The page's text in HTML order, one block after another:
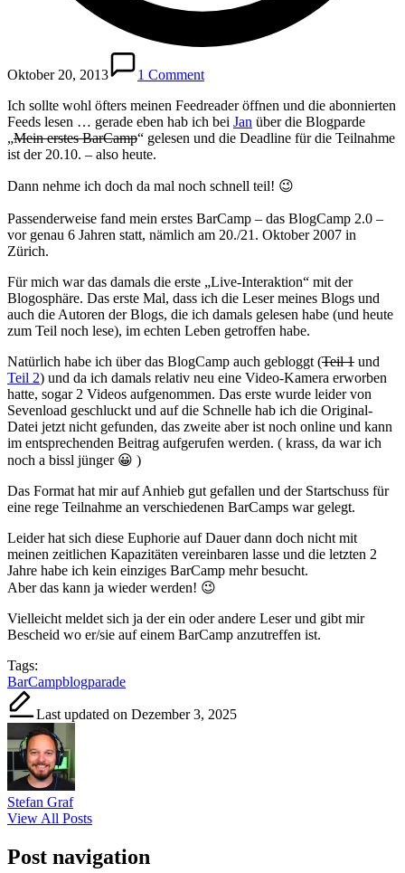
Oktober 20, 2013
1 Comment
Ich sollte wohl öfters meinen Feedreader öffnen und die abonnierten
Feeds lesen … gerade eben hab ich bei Jan über die Blogparde
„Mein erstes BarCamp“ gelesen und die Deadline für die Teilnahme
ist der 20.10. – also heute.
Dann nehme ich doch da mal noch schnell teil! 😉
Passenderweise fand mein erstes BarCamp – das BlogCamp 2.0 –
vor genau 6 Jahren statt, nämlich am 20./21. Oktober 2007 in
Zürich.
Für mich war das damals die erste „Live-Interaktion“ mit der
Blogosphäre. Das erste Mal, dass ich die Leser meines Blogs und
auch die Autoren der Blogs, die ich damals gelesen habe (und heute
zum Teil noch lese), im echten Leben getroffen habe.
Natürlich habe ich über das BlogCamp auch gebloggt (Teil 1 und
Teil 2) und da ich damals relativ neu eine Video-Kamera erworben
hatte, sogar 2 Videos aufgenommen. Das erste wurde leider von
Sevenload geschluckt und auf die Schnelle hab ich die Original-
Datei jetzt nicht gefunden, das zweite aber ist noch online und kann
im entsprechenden Beitrag aufgerufen werden. ( krass, da war ich
noch a bissl jünger 😀 )
Das Format hat mir auf Anhieb gut gefallen und der Startschuss für
eine rege Teilnahme an verschiedenen BarCamps war gelegt.
Leider hat sich diese Euphorie auf Dauer dann doch nicht mit
meinen zeitlichen Kapazitäten vereinbaren lasse und die letzten 2
Jahre habe ich kein einziges BarCamp mehr besucht.
Aber das kann ja wieder werden! 😉
Vielleicht meldet sich ja der ein oder andere Leser und gibt mir
Bescheid wo er/sie auf einem BarCamp anzutreffen ist.
Tags:
BarCampblogparade
Last updated on Dezember 3, 2025
Stefan Graf
View All Posts
Post navigation